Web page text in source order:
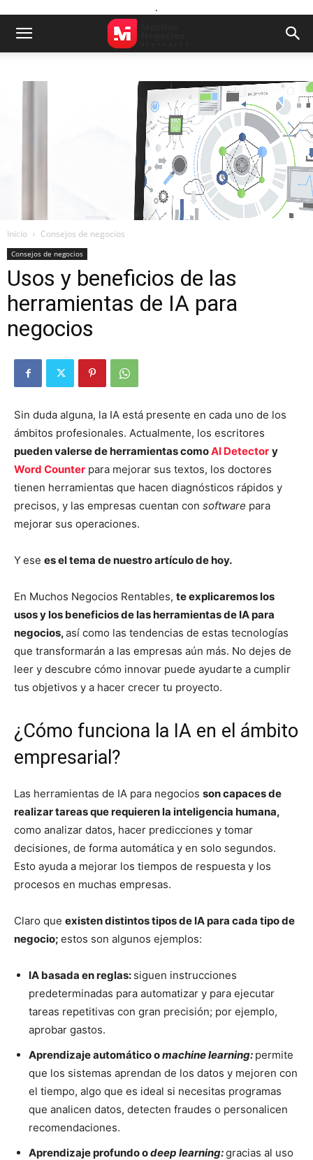
.
Inicio Consejos de negocios
Consejos de negocios
Usos y beneficios de las
herramientas de IA para
negocios
Sin duda alguna, la IA está presente en cada uno de los
ámbitos profesionales. Actualmente, los escritores
pueden valerse de herramientas comoAI Detector y
Word Counter para mejorar sus textos, los doctores
tienen herramientas que hacen diagnósticos rápidos y
precisos, y las empresas cuentan con software para
mejorar sus operaciones.
Yese es el tema de nuestro artículo de hoy.
En Muchos Negocios Rentables, te explicaremos los
usos y los beneficios de las herramientas de IA para
negocios,así como las tendencias de estas tecnologías
que transformarán a las empresas aún más. No dejes de
leer y descubre cómo innovar puede ayudarte a cumplir
tus objetivos y a hacer crecer tu proyecto.
¿Cómo funciona la IA en el ámbito
empresarial?
Las herramientas de IA para negocios son capaces de
realizar tareas que requieren la inteligencia humana,
como analizar datos, hacer predicciones y tomar
decisiones, de forma automática y en solo segundos.
Esto ayuda a mejorar los tiempos de respuesta y los
procesos en muchas empresas.
Claro que existen distintos tipos de IA para cada tipo de
negocio; estos son algunos ejemplos:
IA basada en reglas: siguen instrucciones
predeterminadas para automatizar y para ejecutar
tareas repetitivas con gran precisión; por ejemplo,
aprobar gastos.
Aprendizaje automático omachine learning: permite
que los sistemas aprendan de los datos y mejoren con
el tiempo, algo que es ideal si necesitas programas
que analicen datos, detecten fraudes o personalicen
recomendaciones.
Aprendizaje profundo odeep learning:gracias al uso